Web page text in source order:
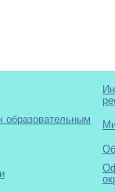
образовательным